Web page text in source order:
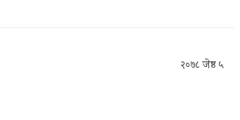
२०७८ जेष्ठ ५